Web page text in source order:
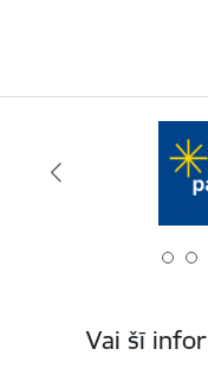
Vai šī